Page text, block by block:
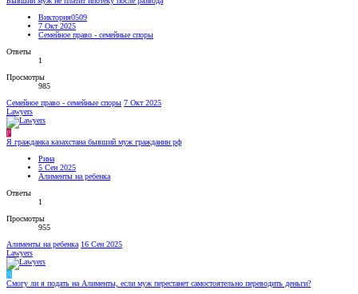
Виктория0509
7 Окт 2025
Семейное право - семейные споры
Ответы
1
Просмотры
985
Семейное право - семейные споры 7 Окт 2025
Lawyers
Р
Я гражданка казахстана бывший муж гражданин рф
Рина
5 Сен 2025
Алименты на ребенка
Ответы
1
Просмотры
955
Алименты на ребенка 16 Сен 2025
Lawyers
N
Смогу ли я подать на Алименты, если муж перестанет самостоятельно переводить деньги?